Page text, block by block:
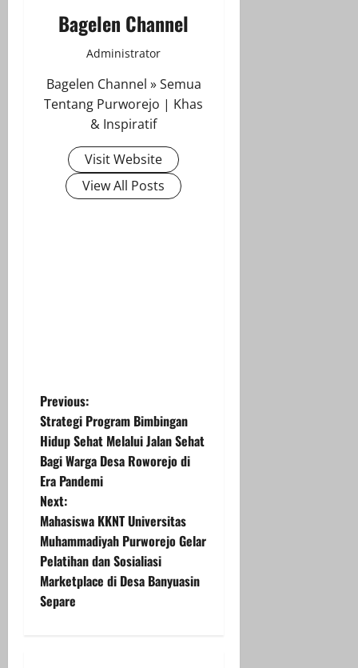
Bagelen Channel
Administrator
Bagelen Channel » Semua
Tentang Purworejo | Khas
& Inspiratif
Visit Website
View All Posts
P
o
s
t
n
a
v
Previous:
Strategi Program Bimbingan
Hidup Sehat Melalui Jalan Sehat
Bagi Warga Desa Roworejo di
Era Pandemi
Next:
Mahasiswa KKNT Universitas
Muhammadiyah Purworejo Gelar
Pelatihan dan Sosialiasi
Marketplace di Desa Banyuasin
Separe